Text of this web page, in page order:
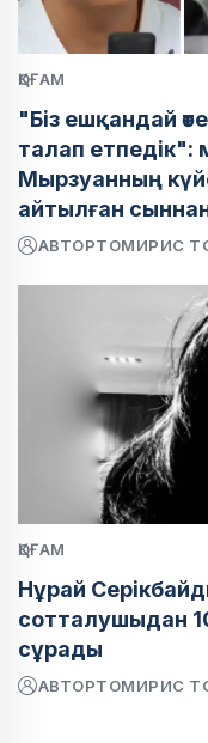
ҚОҒАМ
"Біз ешқандай
талап
Мырзуанның
айтылған
АВТОРТОМИРИС
ҚОҒАМ
Нұрай
сотталушыдан
сұрады
АВТОРТОМИРИС